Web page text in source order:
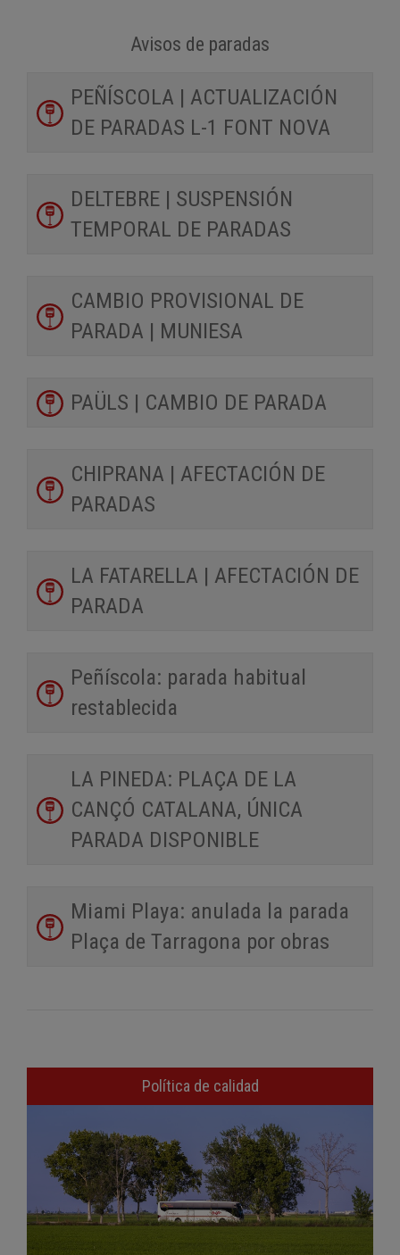
Avisos de paradas
PEÑÍSCOLA | ACTUALIZACIÓN
DE PARADAS L-1 FONT NOVA
DELTEBRE | SUSPENSIÓN
TEMPORAL DE PARADAS
CAMBIO PROVISIONAL DE
PARADA | MUNIESA
PAÜLS | CAMBIO DE PARADA
CHIPRANA | AFECTACIÓN DE
PARADAS
LA FATARELLA | AFECTACIÓN DE
PARADA
Peñíscola: parada habitual
restablecida
LA PINEDA: PLAÇA DE LA
CANÇÓ CATALANA, ÚNICA
PARADA DISPONIBLE
Miami Playa: anulada la parada
Plaça de Tarragona por obras
Política de calidad